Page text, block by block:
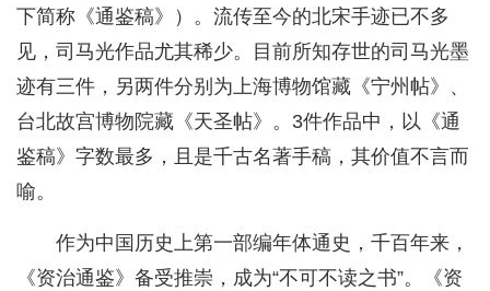
下简称《通鉴稿》）。流传至今的北宋手迹已不多
见，司马光作品尤其稀少。目前所知存世的司马光墨
迹有三件，另两件分别为上海博物馆藏《宁州帖》、
台北故宫博物院藏《天圣帖》。3件作品中，以《通
鉴稿》字数最多，且是千古名著手稿，其价值不言而
喻。
作为中国历史上第一部编年体通史，千百年来，
《资治通鉴》备受推崇，成为“不可不读之书”。《资